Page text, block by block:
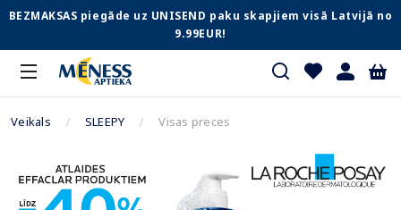
BEZMAKSAS piegāde uz UNISEND paku skapjiem visā Latvijā no
9.99EUR!
Veikals SLEEPY Visas preces